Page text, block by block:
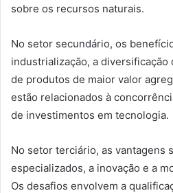
sobre os recursos naturais.
No setor secundário, os
industrialização, a diversificação
de produtos de maior valor
estão relacionados à
de investimentos em tecnologia.
No setor terciário, as vantagens
especializados, a inovação e a
Os desafios envolvem a